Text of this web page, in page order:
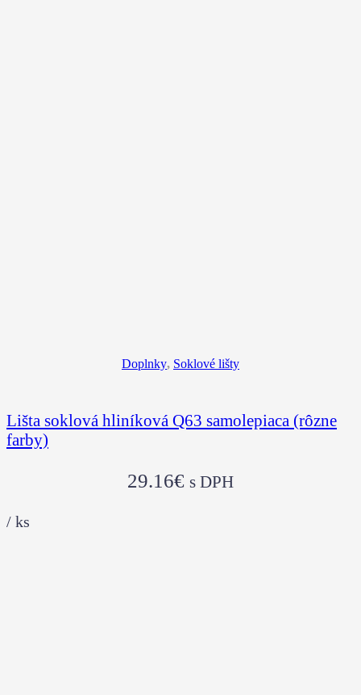
Doplnky, Soklové lišty
Lišta soklová hliníková Q63 samolepiaca (rôzne
farby)
29.16€ s DPH
/ ks